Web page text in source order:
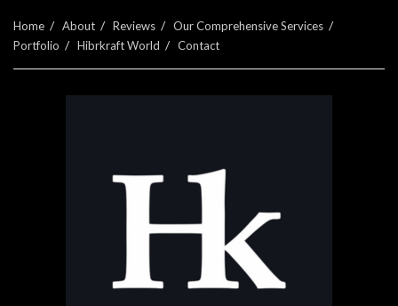
Home About Reviews
Our Comprehensive Services
Portfolio
Hibrkraft World Contact